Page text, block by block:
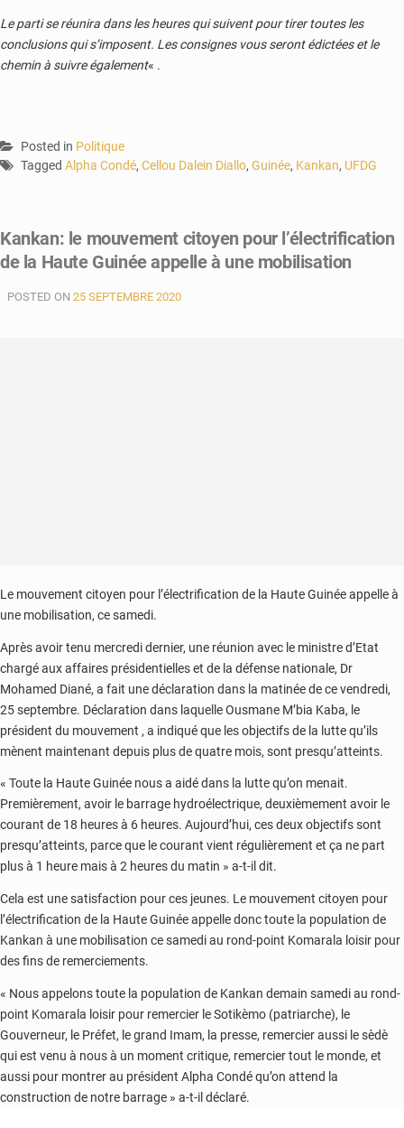
Le parti se réunira dans les heures qui suivent pour tirer toutes les
conclusions qui s’imposent. Les consignes vous seront édictées et le
chemin à suivre également« .
Posted in Politique
Tagged Alpha Condé, Cellou Dalein Diallo, Guinée, Kankan, UFDG
Kankan: le mouvement citoyen pour l’électrification
de la Haute Guinée appelle à une mobilisation
POSTED ON 25 SEPTEMBRE 2020
Le mouvement citoyen pour l’électrification de la Haute Guinée appelle à
une mobilisation, ce samedi.
Après avoir tenu mercredi dernier, une réunion avec le ministre d’Etat
chargé aux affaires présidentielles et de la défense nationale, Dr
Mohamed Diané, a fait une déclaration dans la matinée de ce vendredi,
25 septembre. Déclaration dans laquelle Ousmane M’bia Kaba, le
président du mouvement , a indiqué que les objectifs de la lutte qu’ils
mènent maintenant depuis plus de quatre mois, sont presqu’atteints.
« Toute la Haute Guinée nous a aidé dans la lutte qu’on menait.
Premièrement, avoir le barrage hydroélectrique, deuxièmement avoir le
courant de 18 heures à 6 heures. Aujourd’hui, ces deux objectifs sont
presqu’atteints, parce que le courant vient régulièrement et ça ne part
plus à 1 heure mais à 2 heures du matin » a-t-il dit.
Cela est une satisfaction pour ces jeunes. Le mouvement citoyen pour
l’électrification de la Haute Guinée appelle donc toute la population de
Kankan à une mobilisation ce samedi au rond-point Komarala loisir pour
des fins de remerciements.
« Nous appelons toute la population de Kankan demain samedi au rond-
point Komarala loisir pour remercier le Sotikèmo (patriarche), le
Gouverneur, le Préfet, le grand Imam, la presse, remercier aussi le sèdè
qui est venu à nous à un moment critique, remercier tout le monde, et
aussi pour montrer au président Alpha Condé qu’on attend la
construction de notre barrage » a-t-il déclaré.